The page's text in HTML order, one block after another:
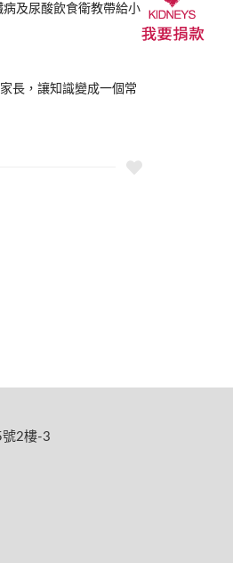
及尿酸飲食衛教帶給小
長，讓知識變成一個常
2樓-3